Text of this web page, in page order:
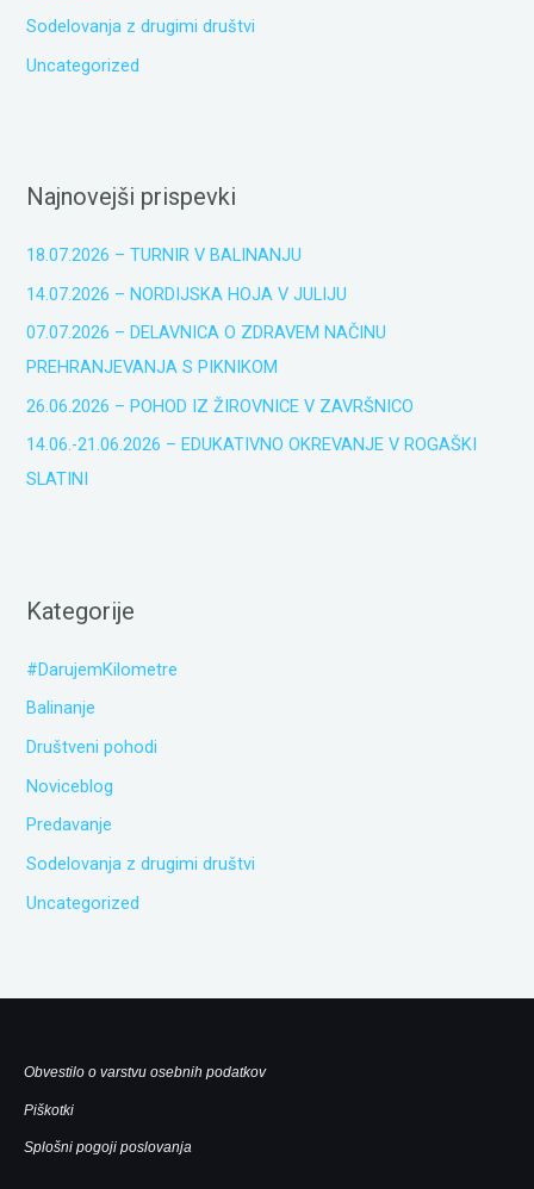
Sodelovanja z drugimi društvi
Uncategorized
Najnovejši prispevki
18.07.2026 – TURNIR V BALINANJU
14.07.2026 – NORDIJSKA HOJA V JULIJU
07.07.2026 – DELAVNICA O ZDRAVEM NAČINU
PREHRANJEVANJA S PIKNIKOM
26.06.2026 – POHOD IZ ŽIROVNICE V ZAVRŠNICO
14.06.-21.06.2026 – EDUKATIVNO OKREVANJE V ROGAŠKI
SLATINI
Kategorije
#DarujemKilometre
Balinanje
Društveni pohodi
Noviceblog
Predavanje
Sodelovanja z drugimi društvi
Uncategorized
Obvestilo o varstvu osebnih podatkov
Piškotki
Splošni pogoji poslovanja